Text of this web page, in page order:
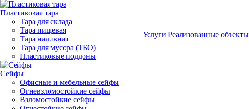
Пластиковая тара
Тара для склада
Тара пищевая
Тара наливная
Тара для мусора (ТБО)
Пластиковые поддоны
Сейфы
Офисные и мебельные сейфы
Огневзломостойкие сейфы
Взломостойкие сейфы
Услуги Реализованные объекты